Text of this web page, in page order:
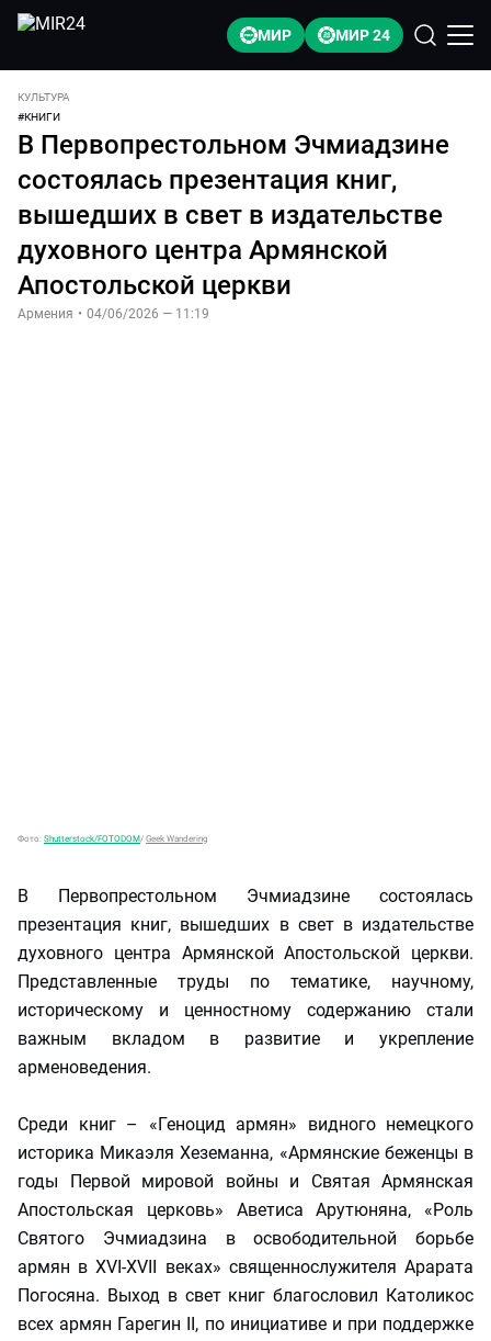
МИР МИР 24
КУЛЬТУРА
#КНИГИ
В Первопрестольном Эчмиадзине
состоялась презентация книг,
вышедших в свет в издательстве
духовного центра Армянской
Апостольской церкви
Армения • 04/06/2026 — 11:19
Фото: Shutterstock/FOTODOM/ Geek Wandering
В Первопрестольном Эчмиадзине состоялась
презентация книг, вышедших в свет в издательстве
духовного центра Армянской Апостольской церкви.
Представленные труды по тематике, научному,
историческому и ценностному содержанию стали
важным вкладом в развитие и укрепление
арменоведения.
Среди книг – «Геноцид армян» видного немецкого
историка Микаэля Хеземанна, «Армянские беженцы в
годы Первой мировой войны и Святая Армянская
Апостольская церковь» Аветиса Арутюняна, «Роль
Святого Эчмиадзина в освободительной борьбе
армян в ХVI-ХVII веках» священнослужителя Арарата
Погосяна. Выход в свет книг благословил Католикос
всех армян Гарегин II, по инициативе и при поддержке